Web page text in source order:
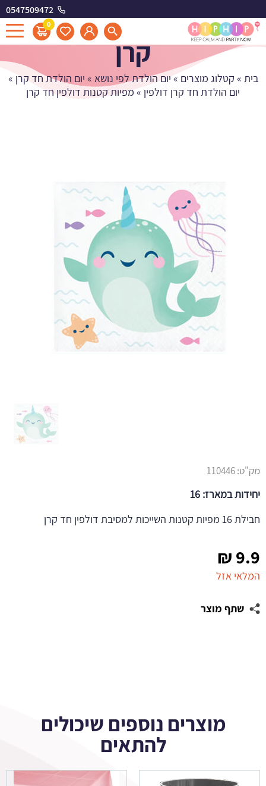
0547509472
0
מפיות קטנות דולפין חד
קרן
בית » קטלוג מוצרים » יום הולדת לפי נושא » יום הולדת חד קרן »
יום הולדת חד קרן דולפין » מפיות קטנות דולפין חד קרן
9.9
₪
המלאי אזל
שתף מוצר
מק"ט:110446
יחידות במארז: 16
חבילת 16 מפיות קטנות השייכות למסיבת דולפין חד קרן
מוצרים נוספים שיכולים
להתאים